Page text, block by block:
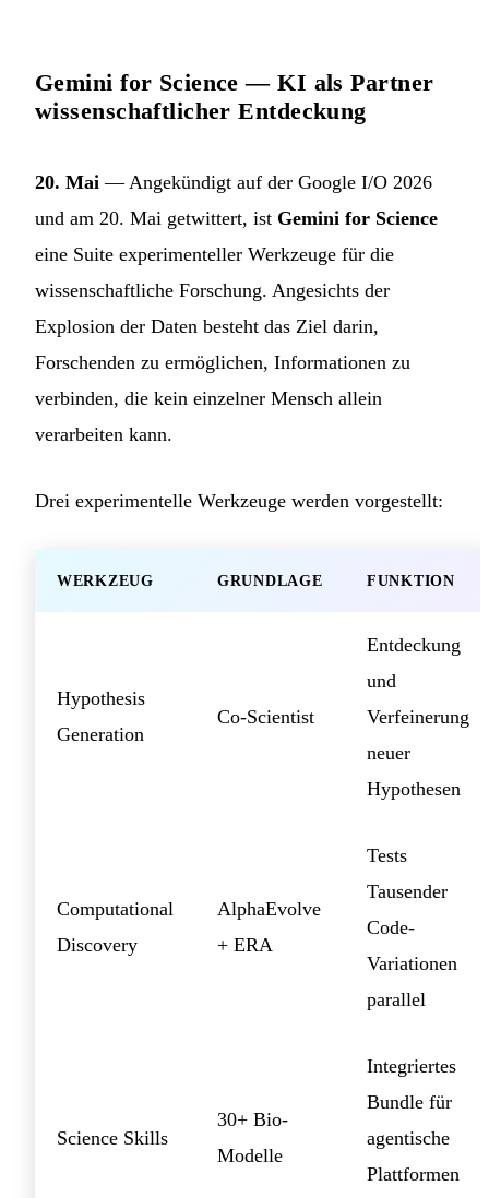
Gemini for Science — KI als Partner
wissenschaftlicher Entdeckung
20. Mai — Angekündigt auf der Google I/O 2026
und am 20. Mai getwittert, ist Gemini for Science
eine Suite experimenteller Werkzeuge für die
wissenschaftliche Forschung. Angesichts der
Explosion der Daten besteht das Ziel darin,
Forschenden zu ermöglichen, Informationen zu
verbinden, die kein einzelner Mensch allein
verarbeiten kann.
Drei experimentelle Werkzeuge werden vorgestellt:
WERKZEUG GRUNDLAGE FUNKTION
Hypothesis
Generation
Co-Scientist
Entdeckung
und
Verfeinerung
neuer
Hypothesen
Computational
Discovery
AlphaEvolve
+ ERA
Tests
Tausender
Code-
Variationen
parallel
Science Skills
30+ Bio-
Modelle
Integriertes
Bundle für
agentische
Plattformen